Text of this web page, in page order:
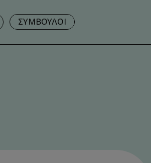
Search
for:
ΣΥΜΒΟΥΛΟΙ